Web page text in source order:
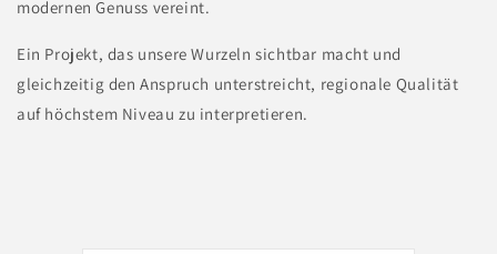
modernen Genuss vereint.
Ein Projekt, das unsere Wurzeln sichtbar macht und
gleichzeitig den Anspruch unterstreicht, regionale Qualität
auf höchstem Niveau zu interpretieren.